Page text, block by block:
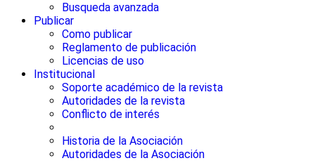
Busqueda avanzada
Publicar
Como publicar
Reglamento de publicación
Licencias de uso
Institucional
Soporte académico de la revista
Autoridades de la revista
Conflicto de interés
Historia de la Asociación
Autoridades de la Asociación